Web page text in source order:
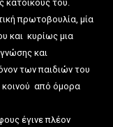
κατοίκους του.
πρωτοβουλία, μία
και κυρίως μια
και
των παιδιών του
κοινού από όμορα
έγινε πλέον